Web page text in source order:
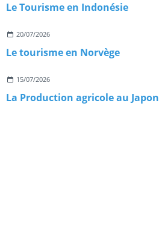
Le Tourisme en Indonésie
20/07/2026
Le tourisme en Norvège
15/07/2026
La Production agricole au Japon